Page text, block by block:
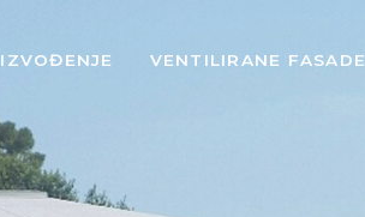
IZVOĐENJE VENTILIRANE FASADE